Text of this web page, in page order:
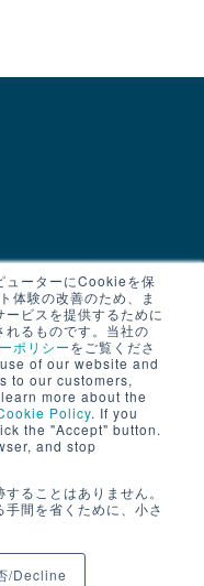
ューターにCookieを保
体験の改善のため、ま
ビスを提供するために
れるものです。当社の
ポリシーをご覧くださ
of our website and
to our customers,
more about the
Policy. If you
the "Accept" button.
and stop
ることはありません。
間を省くために、小さ
/Decline
望の方は下
合わせくだ
All Rights